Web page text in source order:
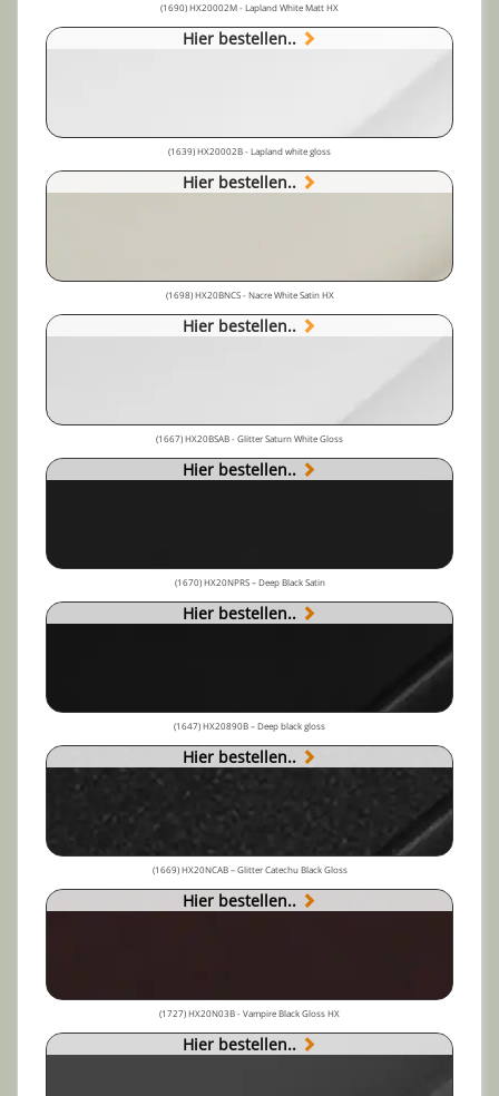
(1690) HX20002M - Lapland White Matt HX
Hier bestellen..
(1639) HX20002B - Lapland white gloss
Hier bestellen..
(1698) HX20BNCS - Nacre White Satin HX
Hier bestellen..
(1667) HX20BSAB - Glitter Saturn White Gloss
Hier bestellen..
(1670) HX20NPRS – Deep Black Satin
Hier bestellen..
(1647) HX20890B – Deep black gloss
Hier bestellen..
(1669) HX20NCAB – Glitter Catechu Black Gloss
Hier bestellen..
(1727) HX20N03B - Vampire Black Gloss HX
Hier bestellen..